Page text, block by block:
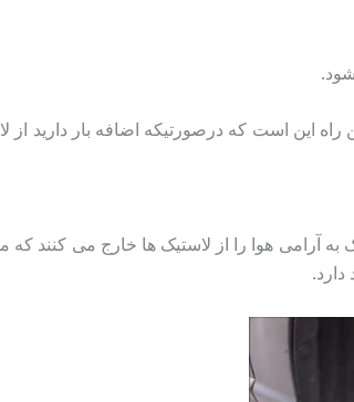
راه این است که درصورتیکه اضافه بار دارید از
آرامی هوا را از لاستیک ها خارج می کنند